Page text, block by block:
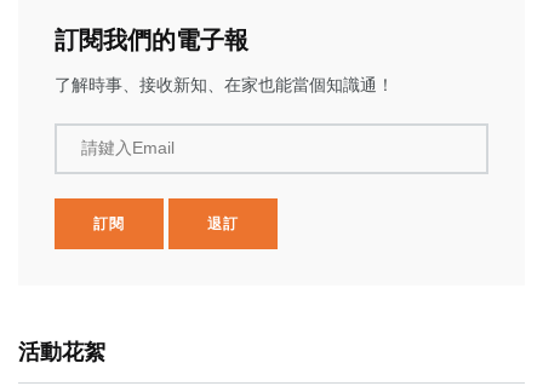
訂閱我們的電子報
了解時事、接收新知、在家也能當個知識通！
請鍵入Email
訂閱 退訂
活動花絮